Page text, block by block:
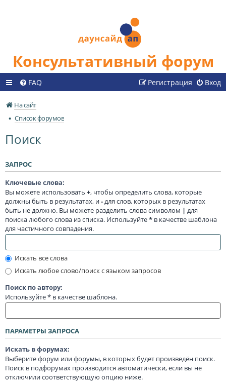
Консультативный форум
FAQ Вход
Регистрация
На сайт
Список форумов
Поиск
ЗАПРОС
Ключевые слова:
Вы можете использовать +, чтобы определить слова, которые
должны быть в результатах, и- для слов, которых в результатах
быть не должно. Вы можете разделить слова символом | для
поиска любого слова из списка. Используйте* в качестве шаблона
для частичного совпадения.
Искать все слова
Искать любое слово/поиск с языком запросов
Поиск по автору:
Используйте * в качестве шаблона.
ПАРАМЕТРЫ ЗАПРОСА
Искать в форумах:
Выберите форум или форумы, в которых будет произведён поиск.
Поиск в подфорумах производится автоматически, если вы не
отключили соответствующую опцию ниже.